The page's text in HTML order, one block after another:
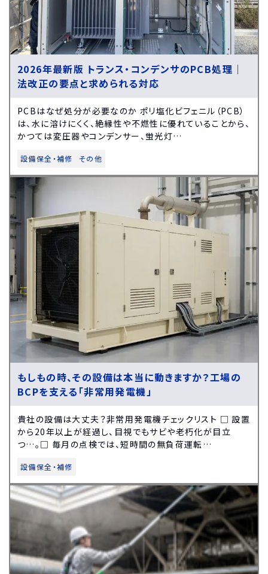
2026年最新版 トランス・コンデンサのPCB処理｜
法改正の要点と求められる対応
PCBはなぜ処分が必要なのか ポリ塩化ビフェニル（PCB）
は、水に溶けにくく、絶縁性や不燃性に優れていることから、
かつては変圧器やコンデンサー、蛍光灯…
設備保全・補修 その他
もしもの時、その設備は本当に動きますか？工場の
BCPを支える「非常用発電機」
貴社の設備は大丈夫？非常用発電機チェックリスト □ 設置
から20年以上が経過し、目視でもサビや老朽化が目立
つ…。□ 毎月の点検では、短時間の無負荷運転…
設備保全・補修